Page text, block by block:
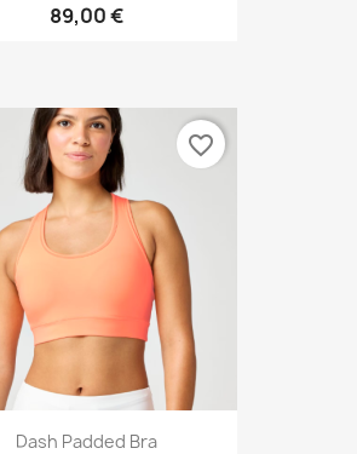
89,00 €
Dash Padded Bra
favorite_border